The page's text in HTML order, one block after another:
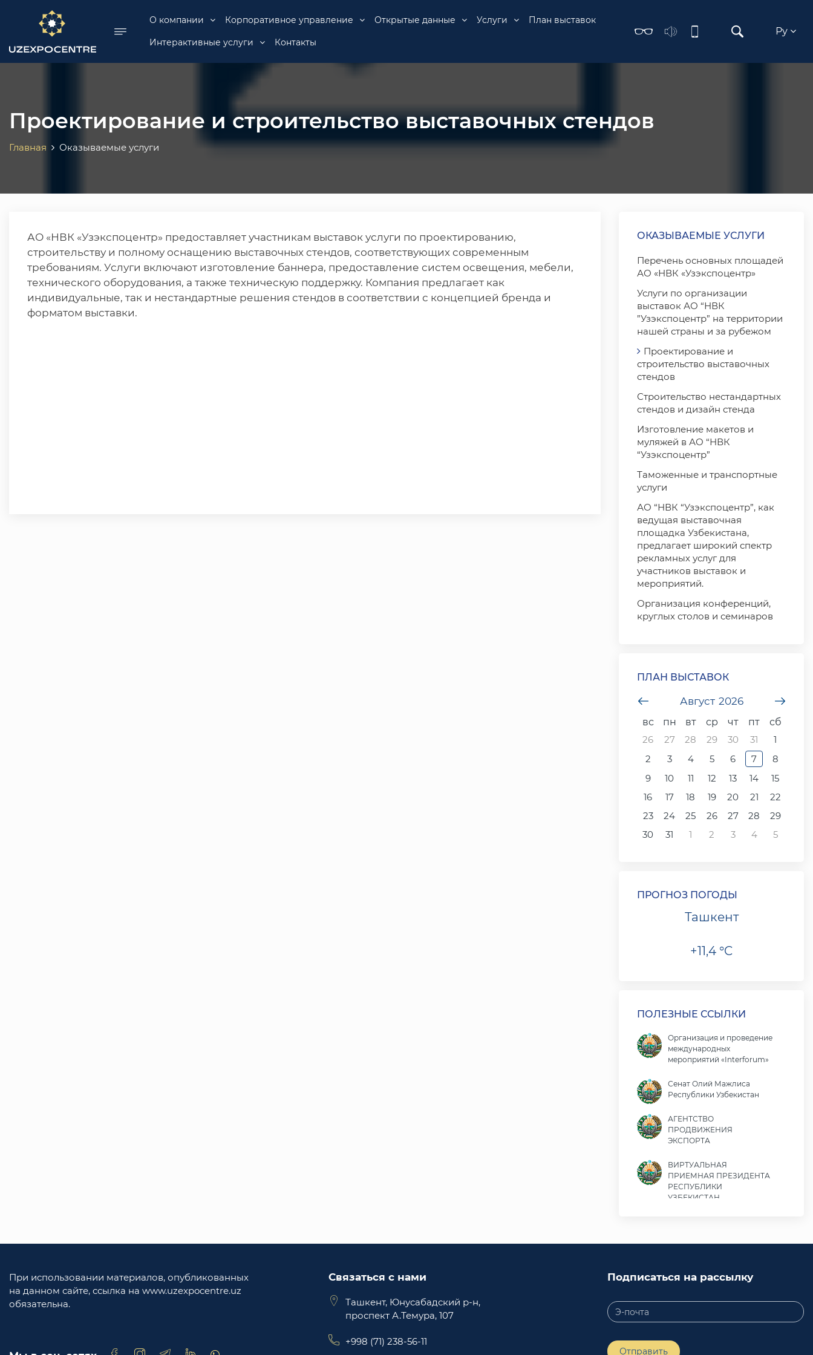
menu О компании Корпоративное управление Открытые данные Услуги План выставок
Интерактивные услуги Контакты
Ру
Проектирование и строительство выставочных стендов
Главная Оказываемые услуги
АО «НВК «Узэкспоцентр» предоставляет участникам выставок услуги по проектированию,
строительству и полному оснащению выставочных стендов, соответствующих современным
требованиям. Услуги включают изготовление баннера, предоставление систем освещения, мебели,
технического оборудования, а также техническую поддержку. Компания предлагает как
индивидуальные, так и нестандартные решения стендов в соответствии с концепцией бренда и
форматом выставки.
ОКАЗЫВАЕМЫЕ УСЛУГИ
Перечень основных площадей
АО «НВК «Узэкспоцентр»
Услуги по организации
выставок АО “НВК
”Узэкспоцентр” на территории
нашей страны и за рубежом
Проектирование и
строительство выставочных
стендов
Строительство нестандартных
стендов и дизайн стенда
Изготовление макетов и
муляжей в АО “НВК
“Узэкспоцентр”
Таможенные и транспортные
услуги
АО “НВК “Узэкспоцентр”, как
ведущая выставочная
площадка Узбекистана,
предлагает широкий спектр
рекламных услуг для
участников выставок и
мероприятий.
Организация конференций,
круглых столов и семинаров
ПЛАН ВЫСТАВОК
Август 2026
undefined
вс
пн вт ср чт пт
сб
26
27 28 29 30 31
1
2
3 4 5 6 7
8
9
10 11 12 13 14
15
16
17 18 19 20 21
22
23
24 25 26 27 28
29
30
31 1 2 3 4 5
ПРОГНОЗ ПОГОДЫ
Ташкент
+11,4 °C
ПОЛЕЗНЫЕ ССЫЛКИ
Организация и проведение
международных
мероприятий «Interforum»
Сенат Олий Мажлиса
Республики Узбекистан
АГЕНТСТВО
ПРОДВИЖЕНИЯ
ЭКСПОРТА
ВИРТУАЛЬНАЯ
ПРИЕМНАЯ ПРЕЗИДЕНТА
РЕСПУБЛИКИ
УЗБЕКИСТАН
Узбекистан
иностранных дел
Олий Мажлиса
При использовании материалов, опубликованных
на данном сайте, ссылка на www.uzexpocentre.uz
обязательна.
Связаться с нами
Ташкент, Юнусабадский р-н,
проспект А.Темура, 107
+998 (71) 238-56-11
Подписаться на рассылку
Отправить